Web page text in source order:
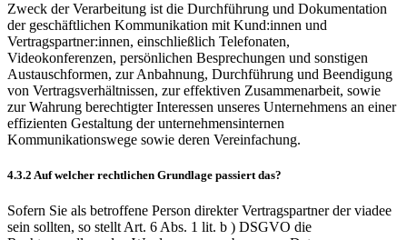
Zweck der Verarbeitung ist die Durchführung und Dokumentation
der geschäftlichen Kommunikation mit Kund:innen und
Vertragspartner:innen, einschließlich Telefonaten,
Videokonferenzen, persönlichen Besprechungen und sonstigen
Austauschformen, zur Anbahnung, Durchführung und Beendigung
von Vertragsverhältnissen, zur effektiven Zusammenarbeit, sowie
zur Wahrung berechtigter Interessen unseres Unternehmens an einer
effizienten Gestaltung der unternehmensinternen
Kommunikationswege sowie deren Vereinfachung.
4.3.2 Auf welcher rechtlichen Grundlage passiert das?
Sofern Sie als betroffene Person direkter Vertragspartner der viadee
sein sollten, so stellt Art. 6 Abs. 1 lit. b ) DSGVO die